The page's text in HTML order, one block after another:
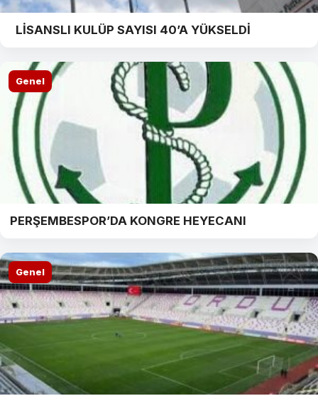
LİSANSLI KULÜP SAYISI 40’A YÜKSELDİ
Genel
PERŞEMBESPOR’DA KONGRE HEYECANI
Genel